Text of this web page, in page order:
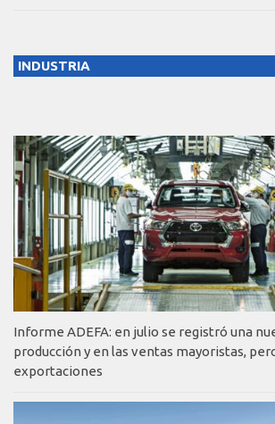
INDUSTRIA
Informe ADEFA: en julio se registró una
producción y en las ventas mayoristas,
exportaciones